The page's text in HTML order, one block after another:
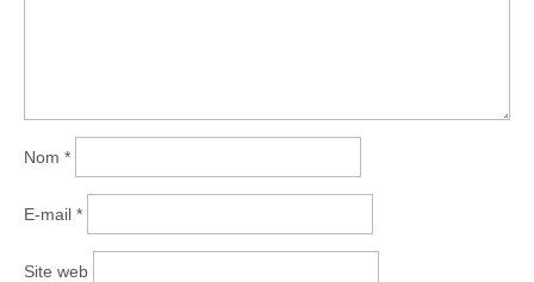
Nom *
E-mail *
Site web